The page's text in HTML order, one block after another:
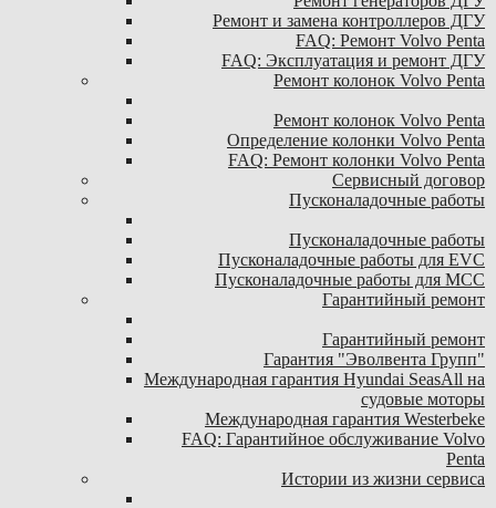
Ремонт и замена контроллеров ДГУ
FAQ: Ремонт Volvo Penta
FAQ: Эксплуатация и ремонт ДГУ
Ремонт колонок Volvo Penta
Ремонт колонок Volvo Penta
Определение колонки Volvo Penta
FAQ: Ремонт колонки Volvo Penta
Сервисный договор
Пусконаладочные работы
Пусконаладочные работы
Пусконаладочные работы для EVC
Пусконаладочные работы для MCC
Гарантийный ремонт
Гарантийный ремонт
Гарантия "Эволвента Групп"
Международная гарантия Hyundai SeasAll на
судовые моторы
Международная гарантия Westerbeke
FAQ: Гарантийное обслуживание Volvo
Penta
Истории из жизни сервиса